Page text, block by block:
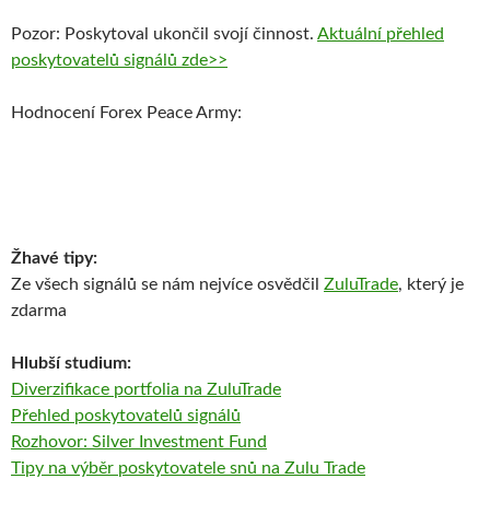
Pozor: Poskytoval ukončil svojí činnost. Aktuální přehled
poskytovatelů signálů zde>>
Hodnocení Forex Peace Army:
Žhavé tipy:
Ze všech signálů se nám nejvíce osvědčil ZuluTrade, který je
zdarma
Hlubší studium:
Diverzifikace portfolia na ZuluTrade
Přehled poskytovatelů signálů
Rozhovor: Silver Investment Fund
Tipy na výběr poskytovatele snů na Zulu Trade